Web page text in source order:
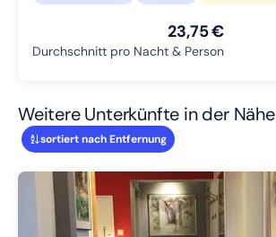
23,75 €
Durchschnitt pro Nacht & Person
Weitere Unterkünfte in der Nähe
sortiert nach Entfernung